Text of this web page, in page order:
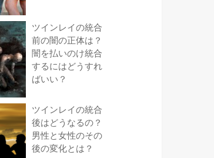
ツインレイの統合
前の闇の正体は？
闇を払いのけ統合
するにはどうすれ
ばいい？
ツインレイの統合
後はどうなるの？
男性と女性のその
後の変化とは？